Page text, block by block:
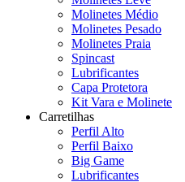
Molinetes Médio
Molinetes Pesado
Molinetes Praia
Spincast
Lubrificantes
Capa Protetora
Kit Vara e Molinete
Carretilhas
Perfil Alto
Perfil Baixo
Big Game
Lubrificantes